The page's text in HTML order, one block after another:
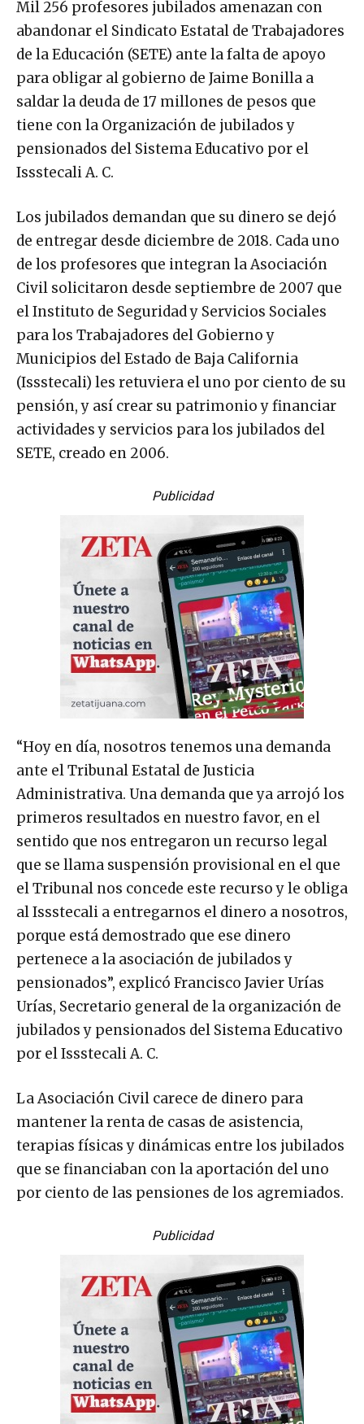
Mil 256 profesores jubilados amenazan con
abandonar el Sindicato Estatal de Trabajadores
de la Educación (SETE) ante la falta de apoyo
para obligar al gobierno de Jaime Bonilla a
saldar la deuda de 17 millones de pesos que
tiene con la Organización de jubilados y
pensionados del Sistema Educativo por el
Issstecali A. C.
Los jubilados demandan que su dinero se dejó
de entregar desde diciembre de 2018. Cada uno
de los profesores que integran la Asociación
Civil solicitaron desde septiembre de 2007 que
el Instituto de Seguridad y Servicios Sociales
para los Trabajadores del Gobierno y
Municipios del Estado de Baja California
(Issstecali) les retuviera el uno por ciento de su
pensión, y así crear su patrimonio y financiar
actividades y servicios para los jubilados del
SETE, creado en 2006.
Publicidad
“Hoy en día, nosotros tenemos una demanda
ante el Tribunal Estatal de Justicia
Administrativa. Una demanda que ya arrojó los
primeros resultados en nuestro favor, en el
sentido que nos entregaron un recurso legal
que se llama suspensión provisional en el que
el Tribunal nos concede este recurso y le obliga
al Issstecali a entregarnos el dinero a nosotros,
porque está demostrado que ese dinero
pertenece a la asociación de jubilados y
pensionados”, explicó Francisco Javier Urías
Urías, Secretario general de la organización de
jubilados y pensionados del Sistema Educativo
por el Issstecali A. C.
La Asociación Civil carece de dinero para
mantener la renta de casas de asistencia,
terapias físicas y dinámicas entre los jubilados
que se financiaban con la aportación del uno
por ciento de las pensiones de los agremiados.
Publicidad